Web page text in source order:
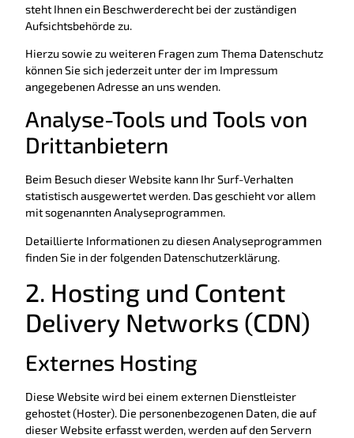
steht Ihnen ein Beschwerderecht bei der zuständigen
Aufsichtsbehörde zu.
Hierzu sowie zu weiteren Fragen zum Thema Datenschutz
können Sie sich jederzeit unter der im Impressum
angegebenen Adresse an uns wenden.
Analyse-Tools und Tools von
Dritt­anbietern
Beim Besuch dieser Website kann Ihr Surf-Verhalten
statistisch ausgewertet werden. Das geschieht vor allem
mit sogenannten Analyseprogrammen.
Detaillierte Informationen zu diesen Analyseprogrammen
finden Sie in der folgenden Datenschutzerklärung.
2. Hosting und Content
Delivery Networks (CDN)
Externes Hosting
Diese Website wird bei einem externen Dienstleister
gehostet (Hoster). Die personenbezogenen Daten, die auf
dieser Website erfasst werden, werden auf den Servern